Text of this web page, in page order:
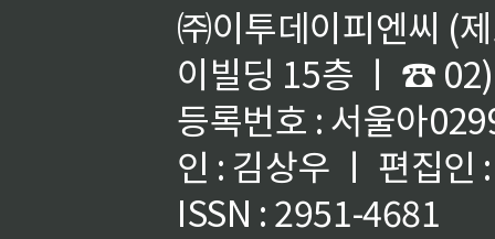
㈜이투데이피엔씨 (
이빌딩 15층 ㅣ ☎
등록번호 : 서울아
인 : 김상우 ㅣ 편집인
ISSN : 2951-4681